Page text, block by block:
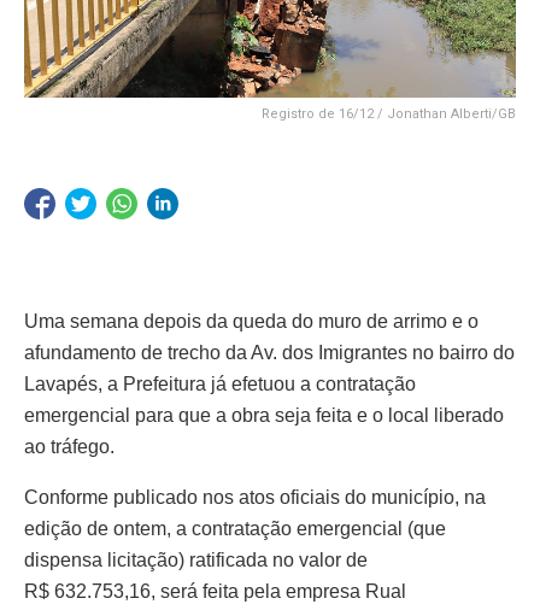
Registro de 16/12 / Jonathan Alberti/GB
Uma semana depois da queda do muro de arrimo e o
afundamento de trecho da Av. dos Imigrantes no bairro do
Lavapés, a Prefeitura já efetuou a contratação
emergencial para que a obra seja feita e o local liberado
ao tráfego.
Conforme publicado nos atos oficiais do município, na
edição de ontem, a contratação emergencial (que
dispensa licitação) ratificada no valor de
R$ 632.753,16, será feita pela empresa Rual